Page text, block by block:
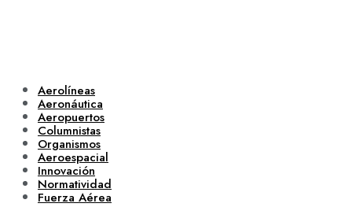
Aerolíneas
Aeronáutica
Aeropuertos
Columnistas
Organismos
Aeroespacial
Innovación
Normatividad
Fuerza Aérea